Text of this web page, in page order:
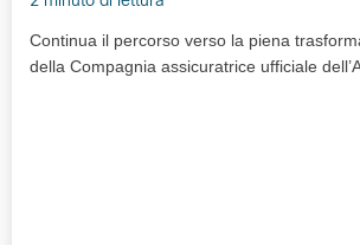
Continua il percorso verso la piena
della Compagnia assicuratrice ufficiale